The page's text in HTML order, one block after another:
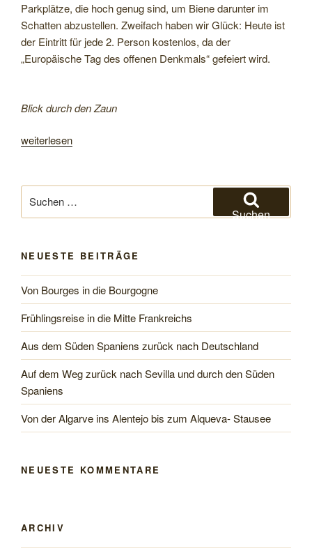
Parkplätze, die hoch genug sind, um Biene darunter im
Schatten abzustellen. Zweifach haben wir Glück: Heute ist
der Eintritt für jede 2. Person kostenlos, da der
„Europäische Tag des offenen Denkmals“ gefeiert wird.
Blick durch den Zaun
„Das
hübsche
Städte
und
Radtouren“
weiterlesen
nach:
Suchen
NEUESTE BEITRÄGE
Von Bourges in die Bourgogne
Frühlingsreise in die Mitte Frankreichs
Aus dem Süden Spaniens zurück nach Deutschland
Auf dem Weg zurück nach Sevilla und durch den Süden
Spaniens
Von der Algarve ins Alentejo bis zum Alqueva- Stausee
NEUESTE KOMMENTARE
ARCHIV